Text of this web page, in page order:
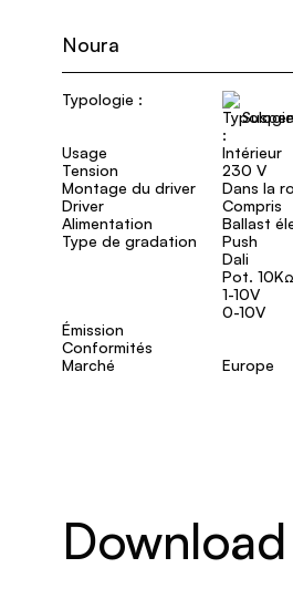
Noura
Typologie :
Usage
Intérieur
Tension
230 V
Montage du driver
Dans la
Driver
Compris
Alimentation
Ballast
Type de gradation
Push
Dali
Pot. 10KΩ
1-10V
0-10V
Émission
Conformités
Marché
Europe
Download